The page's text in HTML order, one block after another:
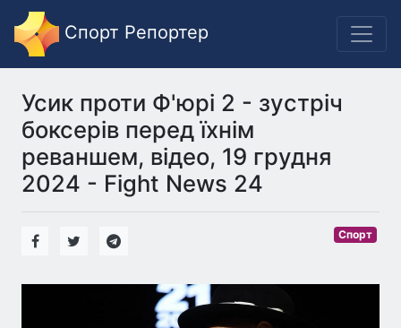
Спорт Репортер
Усик проти Ф'юрі 2 - зустріч
боксерів перед їхнім
реваншем, відео, 19 грудня
2024 - Fight News 24
Спорт